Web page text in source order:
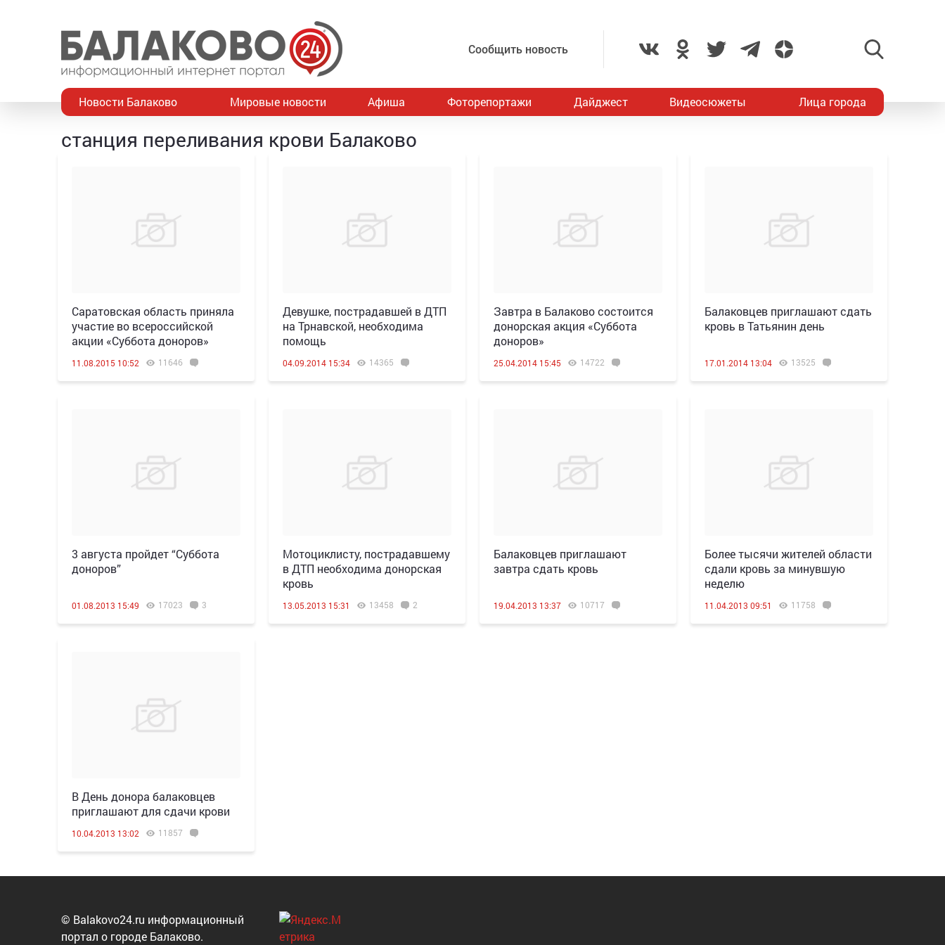
Сообщить новость
Новости Балаково Мировые новости Афиша Фоторепортажи Дайджест Видеосюжеты Лица города
станция переливания крови Балаково
Саратовская область приняла
участие во всероссийской
акции «Суббота доноров»
11.08.2015 10:52 11646
Девушке, пострадавшей в ДТП
на Трнавской, необходима
помощь
04.09.2014 15:34 14365
Завтра в Балаково состоится
донорская акция «Суббота
доноров»
25.04.2014 15:45 14722
Балаковцев приглашают сдать
кровь в Татьянин день
17.01.2014 13:04 13525
3 августа пройдет “Суббота
доноров”
01.08.2013 15:49 17023 3
Мотоциклисту, пострадавшему
в ДТП необходима донорская
кровь
13.05.2013 15:31 13458 2
Балаковцев приглашают
завтра сдать кровь
19.04.2013 13:37 10717
Более тысячи жителей области
сдали кровь за минувшую
неделю
11.04.2013 09:51 11758
В День донора балаковцев
приглашают для сдачи крови
10.04.2013 13:02 11857
© Balakovo24.ru информационный
портал о городе Балаково.